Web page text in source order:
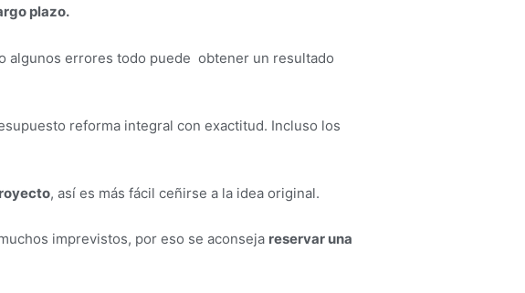
plazo.
algunos errores todo puede obtener un resultado
reforma integral con exactitud. Incluso los
, así es más fácil ceñirse a la idea original.
imprevistos, por eso se aconseja reservar una